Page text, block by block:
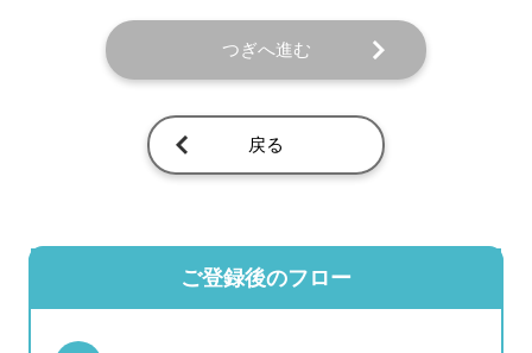
つぎへ進む
戻る
ご登録後のフロー